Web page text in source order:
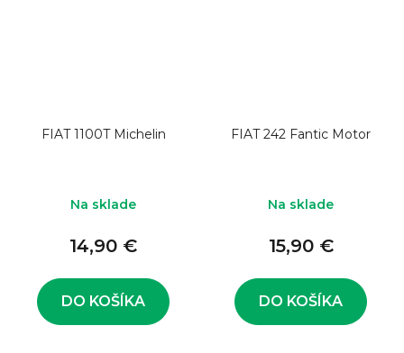
FIAT 1100T Michelin
Na sklade
14,90 €
DO KOŠÍKA
FIAT 242 Fantic Motor
Na sklade
15,90 €
DO KOŠÍKA